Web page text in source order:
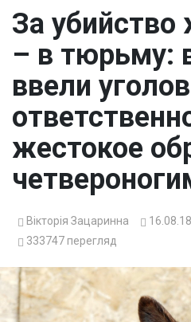
За убийство
– в тюрьму:
ввели
жестокое
Вікторія Зацаринна 16.08.18
333747 перегляд